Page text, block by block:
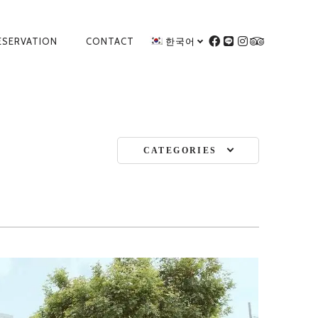
CONTACT 한국어
FACEBOOK
LINEINSTAGRAM
CATEGORIES